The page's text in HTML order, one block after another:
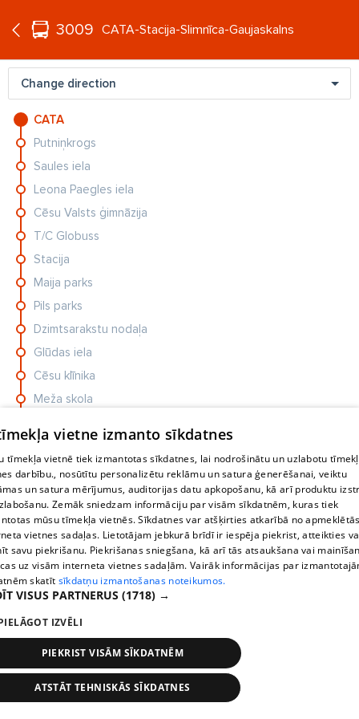
EN +21
3009 CATA-Stacija-Slimnīca-Gaujaskalns
Change direction
CATA
Putniņkrogs
Saules iela
Leona Paegles iela
Cēsu Valsts ģimnāzija
T/C Globuss
Stacija
Maija parks
Pils parks
Dzimtsarakstu nodaļa
Glūdas iela
Cēsu klīnika
Meža skola
Norvēģijā daudzbērnu māte
nonāk aiz restēm jaundzimušā
dēla vārda dēļ
glabā savus pensiju uzkrājumus
Stops Times
vietne izmanto sīkdatnes
tīmekļa vietnē tiek izmantotas sīkdatnes, lai nodrošinātu un uzlabotu
darbību., nosūtītu personalizētu reklāmu un satura ģenerēšanai, veiktu
un satura mērījumus, auditorijas datu apkopošanu, kā arī produktu
Zemāk sniedzam informāciju par visām sīkdatnēm, kuras tiek
mūsu tīmekļa vietnēs. Sīkdatnes var atšķirties atkarībā no
vietnes sadaļas. Lietotājam jebkurā brīdī ir iespēja piekrist, atteikties
savu piekrišanu. Piekrišanas sniegšana, kā arī tās atsaukšana vai
uz visām interneta vietnes sadaļām. Vairāk informācijas par
skatīt sīkdatņu izmantošanas noteikumos.
VISUS PARTNERUS (1718) →
IZVĒLI
PIEKRIST VISĀM SĪKDATNĒM
ATSTĀT TEHNISKĀS SĪKDATNES